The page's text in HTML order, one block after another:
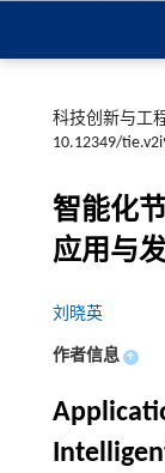
科技创新与工
10.12349/
智能化
应用与
刘晓英
作者信息 +